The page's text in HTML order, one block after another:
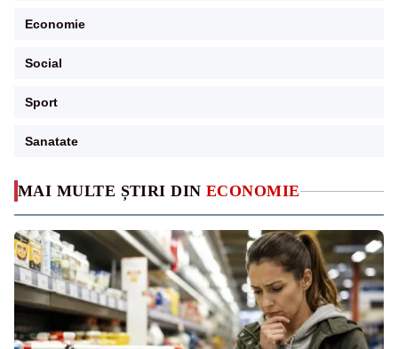
MAI MULTE ȘTIRI DIN ECONOMIE
Economie
Social
Sport
Sanatate